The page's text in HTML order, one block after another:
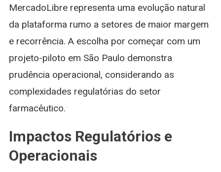
MercadoLibre representa uma evolução natural
da plataforma rumo a setores de maior margem
e recorrência. A escolha por começar com um
projeto-piloto em São Paulo demonstra
prudência operacional, considerando as
complexidades regulatórias do setor
farmacêutico.
Impactos Regulatórios e
Operacionais